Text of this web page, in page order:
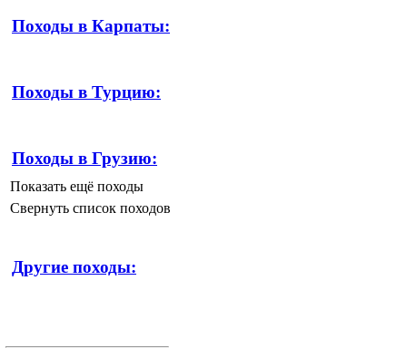
Походы в Карпаты:
Походы в Турцию:
Походы в Грузию:
Показать ещё походы
Свернуть список походов
Другие походы: